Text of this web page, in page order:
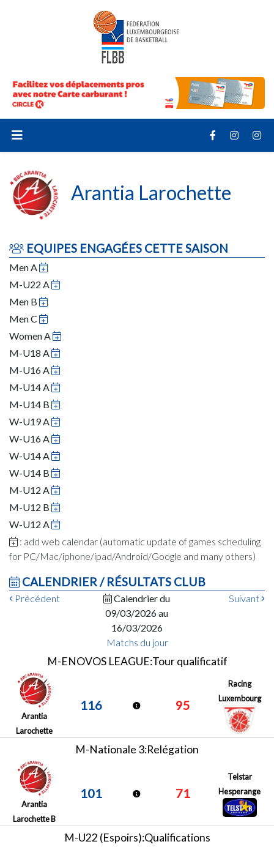
Arantia Larochette
EQUIPES ENGAGÉES CETTE SAISON
Men A
M-U22 A
Men B
Men C
Women A
M-U18 A
M-U16 A
M-U14 A
M-U14 B
W-U19 A
W-U16 A
W-U14 A
W-U14 B
M-U12 A
M-U12 B
W-U12 A
: add web calendar (automatic update of games scheduling
for PC/Mac/iphone/ipad/Android/Google and many others)
CALENDRIER / RÉSULTATS CLUB
Précédent
Calendrier du
09/03/2026 au
16/03/2026
Suivant
Matchs du jour
M-ENOVOS LEAGUE:Tour qualificatif
Arantia
Larochette
116 95
Racing
Luxembourg
M-Nationale 3:Relégation
Arantia
Larochette B
101 71
Telstar
Hesperange
M-U22 (Espoirs):Qualifications